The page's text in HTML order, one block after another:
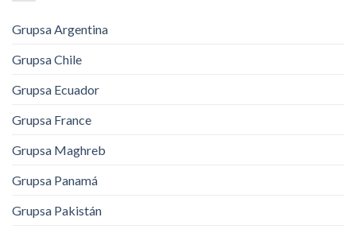
Grupsa Argentina
Grupsa Chile
Grupsa Ecuador
Grupsa France
Grupsa Maghreb
Grupsa Panamá
Grupsa Pakistán